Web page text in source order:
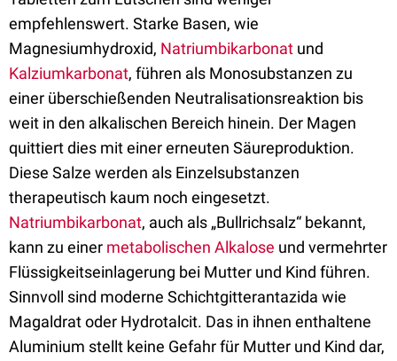
empfehlenswert. Starke Basen, wie
Magnesiumhydroxid, Natriumbikarbonat und
Kalziumkarbonat, führen als Monosubstanzen zu
einer überschießenden Neutralisationsreaktion bis
weit in den alkalischen Bereich hinein. Der Magen
quittiert dies mit einer erneuten Säureproduktion.
Diese Salze werden als Einzelsubstanzen
therapeutisch kaum noch eingesetzt.
Natriumbikarbonat, auch als „Bullrichsalz“ bekannt,
kann zu einer metabolischen Alkalose und vermehrter
Flüssigkeitseinlagerung bei Mutter und Kind führen.
Sinnvoll sind moderne Schichtgitterantazida wie
Magaldrat oder Hydrotalcit. Das in ihnen enthaltene
Aluminium stellt keine Gefahr für Mutter und Kind dar,